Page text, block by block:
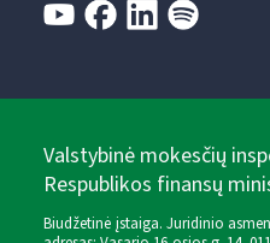
Valstybinė mokesčių
Respublikos finansų
Biudžetinė įstaiga. Juridinio